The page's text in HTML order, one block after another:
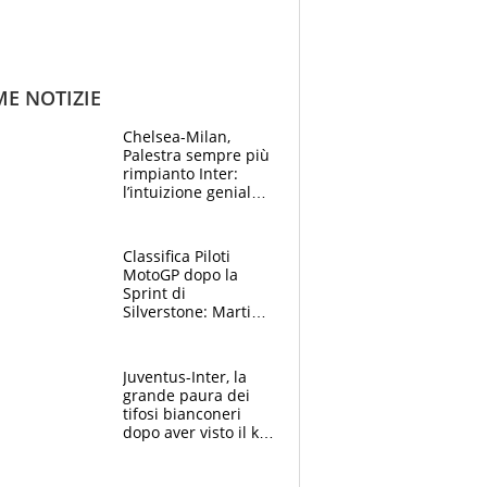
NOTIZIE
Chelsea-Milan,
Palestra sempre più
rimpianto Inter:
l’intuizione geniale
Classifica Piloti
MotoGP dopo la
Sprint di
Silverstone: Martin
Marquez
Juventus-Inter, la
grande paura dei
tifosi bianconeri
dopo aver visto il ko